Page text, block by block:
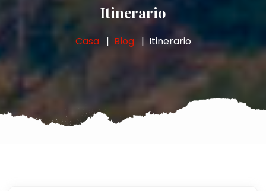
Itinerario
Casa Blog Itinerario